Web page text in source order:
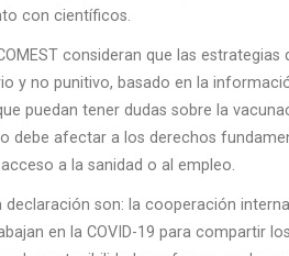
con científicos.
consideran que las
y no punitivo, basado en la
puedan tener dudas sobre la
debe afectar a los derechos
a la sanidad o al empleo.
declaración son: la cooperación
en la COVID-19 para compartir